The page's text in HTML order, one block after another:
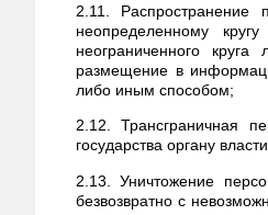
2.11.
неопределенному
неограниченного
размещение в
либо иным способом;
2.12. Трансграничная
государства органу
2.13. Уничтожение
безвозвратно с